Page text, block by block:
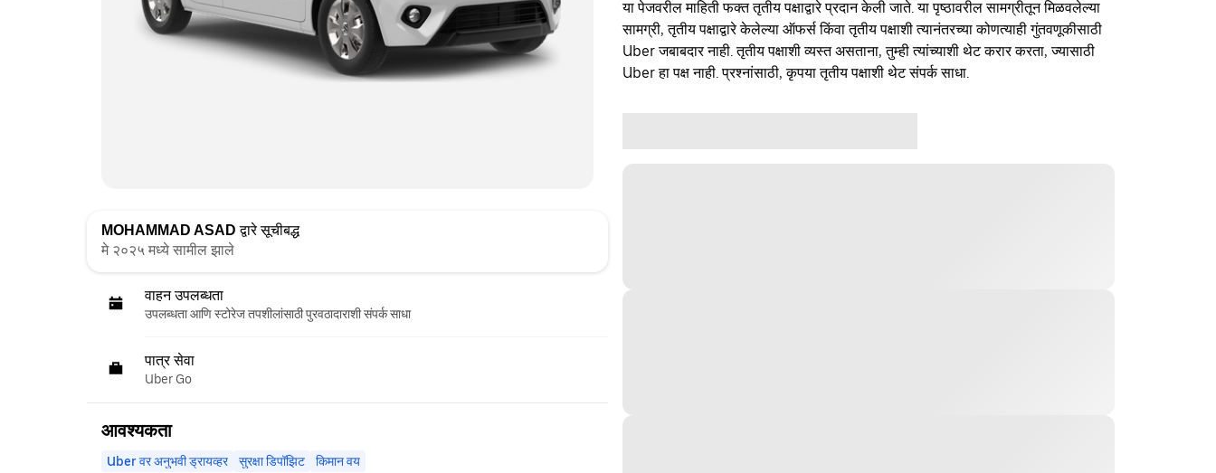
MOHAMMAD ASAD द्वारे सूचीबद्ध
मे २०२५ मध्ये सामील झाले
वाहन उपलब्धता
उपलब्धता आणि स्टोरेज तपशीलांसाठी पुरवठादाराशी संपर्क साधा
पात्र सेवा
Uber Go
आवश्यकता
Uber वर अनुभवी ड्रायव्हर सुरक्षा डिपॉझिट किमान वय
या पेजवरील माहिती फक्त तृतीय पक्षाद्वारे प्रदान केली जाते. या पृष्ठावरील सामग्रीतून मिळवलेल्या
सामग्री, तृतीय पक्षाद्वारे केलेल्या ऑफर्स किंवा तृतीय पक्षाशी त्यानंतरच्या कोणत्याही गुंतवणूकीसाठी
Uber जबाबदार नाही. तृतीय पक्षाशी व्यस्त असताना, तुम्ही त्यांच्याशी थेट करार करता, ज्यासाठी
Uber हा पक्ष नाही. प्रश्नांसाठी, कृपया तृतीय पक्षाशी थेट संपर्क साधा.